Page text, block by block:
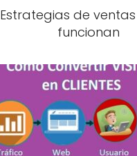
Estrategias de
funcionan